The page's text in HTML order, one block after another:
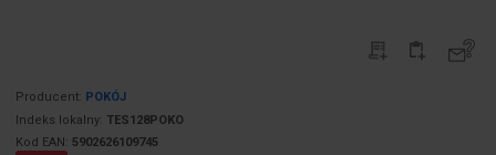
Producent: POKÓJ
Indeks lokalny: TES128POKO
Kod EAN: 5902626109745